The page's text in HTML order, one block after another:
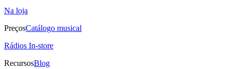
Na loja
PreçosCatálogo musical
Rádios In-store
RecursosBlog